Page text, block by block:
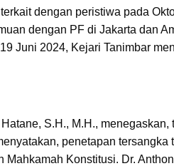
dengan peristiwa pada
dengan PF di Jakarta dan
Juni 2024, Kejari Tanimbar
S.H., M.H.,
penetapan
Mahkamah Konstitusi. Dr.